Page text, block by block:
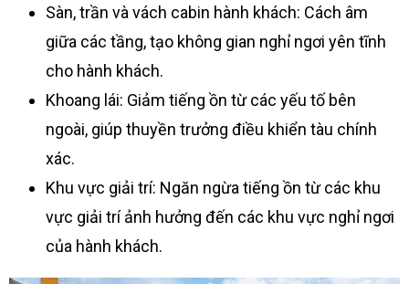
Sàn, trần và vách cabin hành khách: Cách âm
giữa các tầng, tạo không gian nghỉ ngơi yên tĩnh
cho hành khách.
Khoang lái: Giảm tiếng ồn từ các yếu tố bên
ngoài, giúp thuyền trưởng điều khiển tàu chính
xác.
Khu vực giải trí: Ngăn ngừa tiếng ồn từ các khu
vực giải trí ảnh hưởng đến các khu vực nghỉ ngơi
của hành khách.